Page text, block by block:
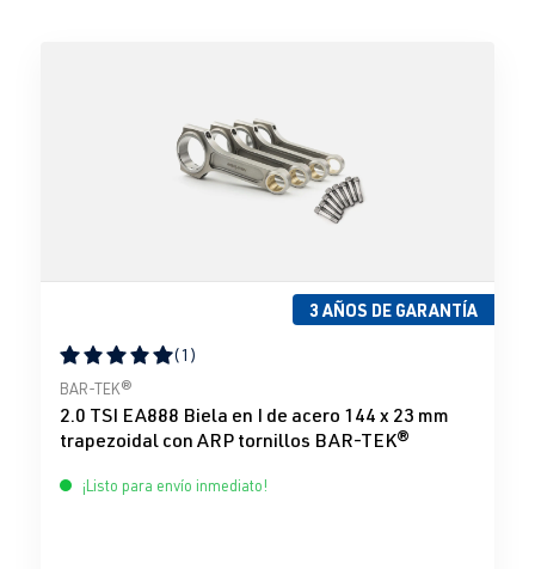
3 AÑOS DE GARANTÍA
Calificación promedio de 5 de 5 estrellas
(1)
BAR-TEK®
2.0 TSI EA888 Biela en I de acero 144 x 23 mm
trapezoidal con ARP tornillos BAR-TEK®
¡Listo para envío inmediato!